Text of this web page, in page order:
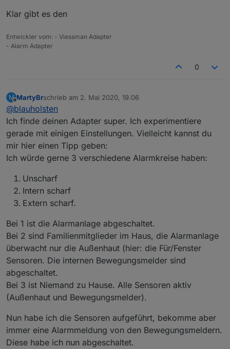
Klar gibt es den
Entwickler vom: - Viessman Adapter
- Alarm Adapter
0
M
Offline
MartyBrschrieb am 2. Mai 2020, 19:06
zuletzt editiert von
@blauholsten
Ich finde deinen Adapter super. Ich experimentiere
gerade mit einigen Einstellungen. Vielleicht kannst du
mir hier einen Tipp geben:
Ich würde gerne 3 verschiedene Alarmkreise haben:
Unscharf
Intern scharf
Extern scharf.
Bei 1 ist die Alarmanlage abgeschaltet.
Bei 2 sind Familienmitglieder im Haus, die Alarmanlage
überwacht nur die Außenhaut (hier: die Für/Fenster
Sensoren. Die internen Bewegungsmelder sind
abgeschaltet.
Bei 3 ist Niemand zu Hause. Alle Sensoren aktiv
(Außenhaut und Bewegungsmelder).
Nun habe ich die Sensoren aufgeführt, bekomme aber
immer eine Alarmmeldung von den Bewegungsmeldern.
Diese habe ich nun abgeschaltet.